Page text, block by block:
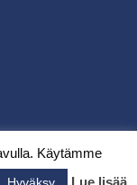
Käytämme
Lue lisää